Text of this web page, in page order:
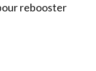
rebooster